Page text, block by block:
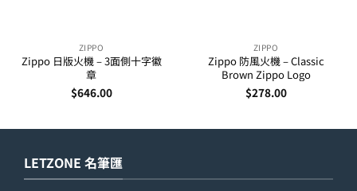
ZIPPO
Zippo 日版火機 – 3面側十字徽
章
$646.00
ZIPPO
Zippo 防風火機 – Classic
Brown Zippo Logo
$278.00
LETZONE 名筆匯